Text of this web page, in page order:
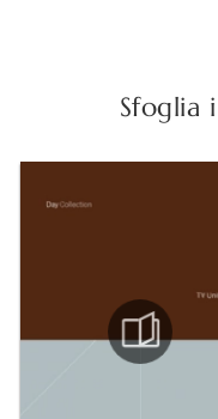
Sfoglia